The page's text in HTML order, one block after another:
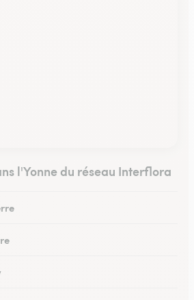
l'Yonne du réseau Interflora